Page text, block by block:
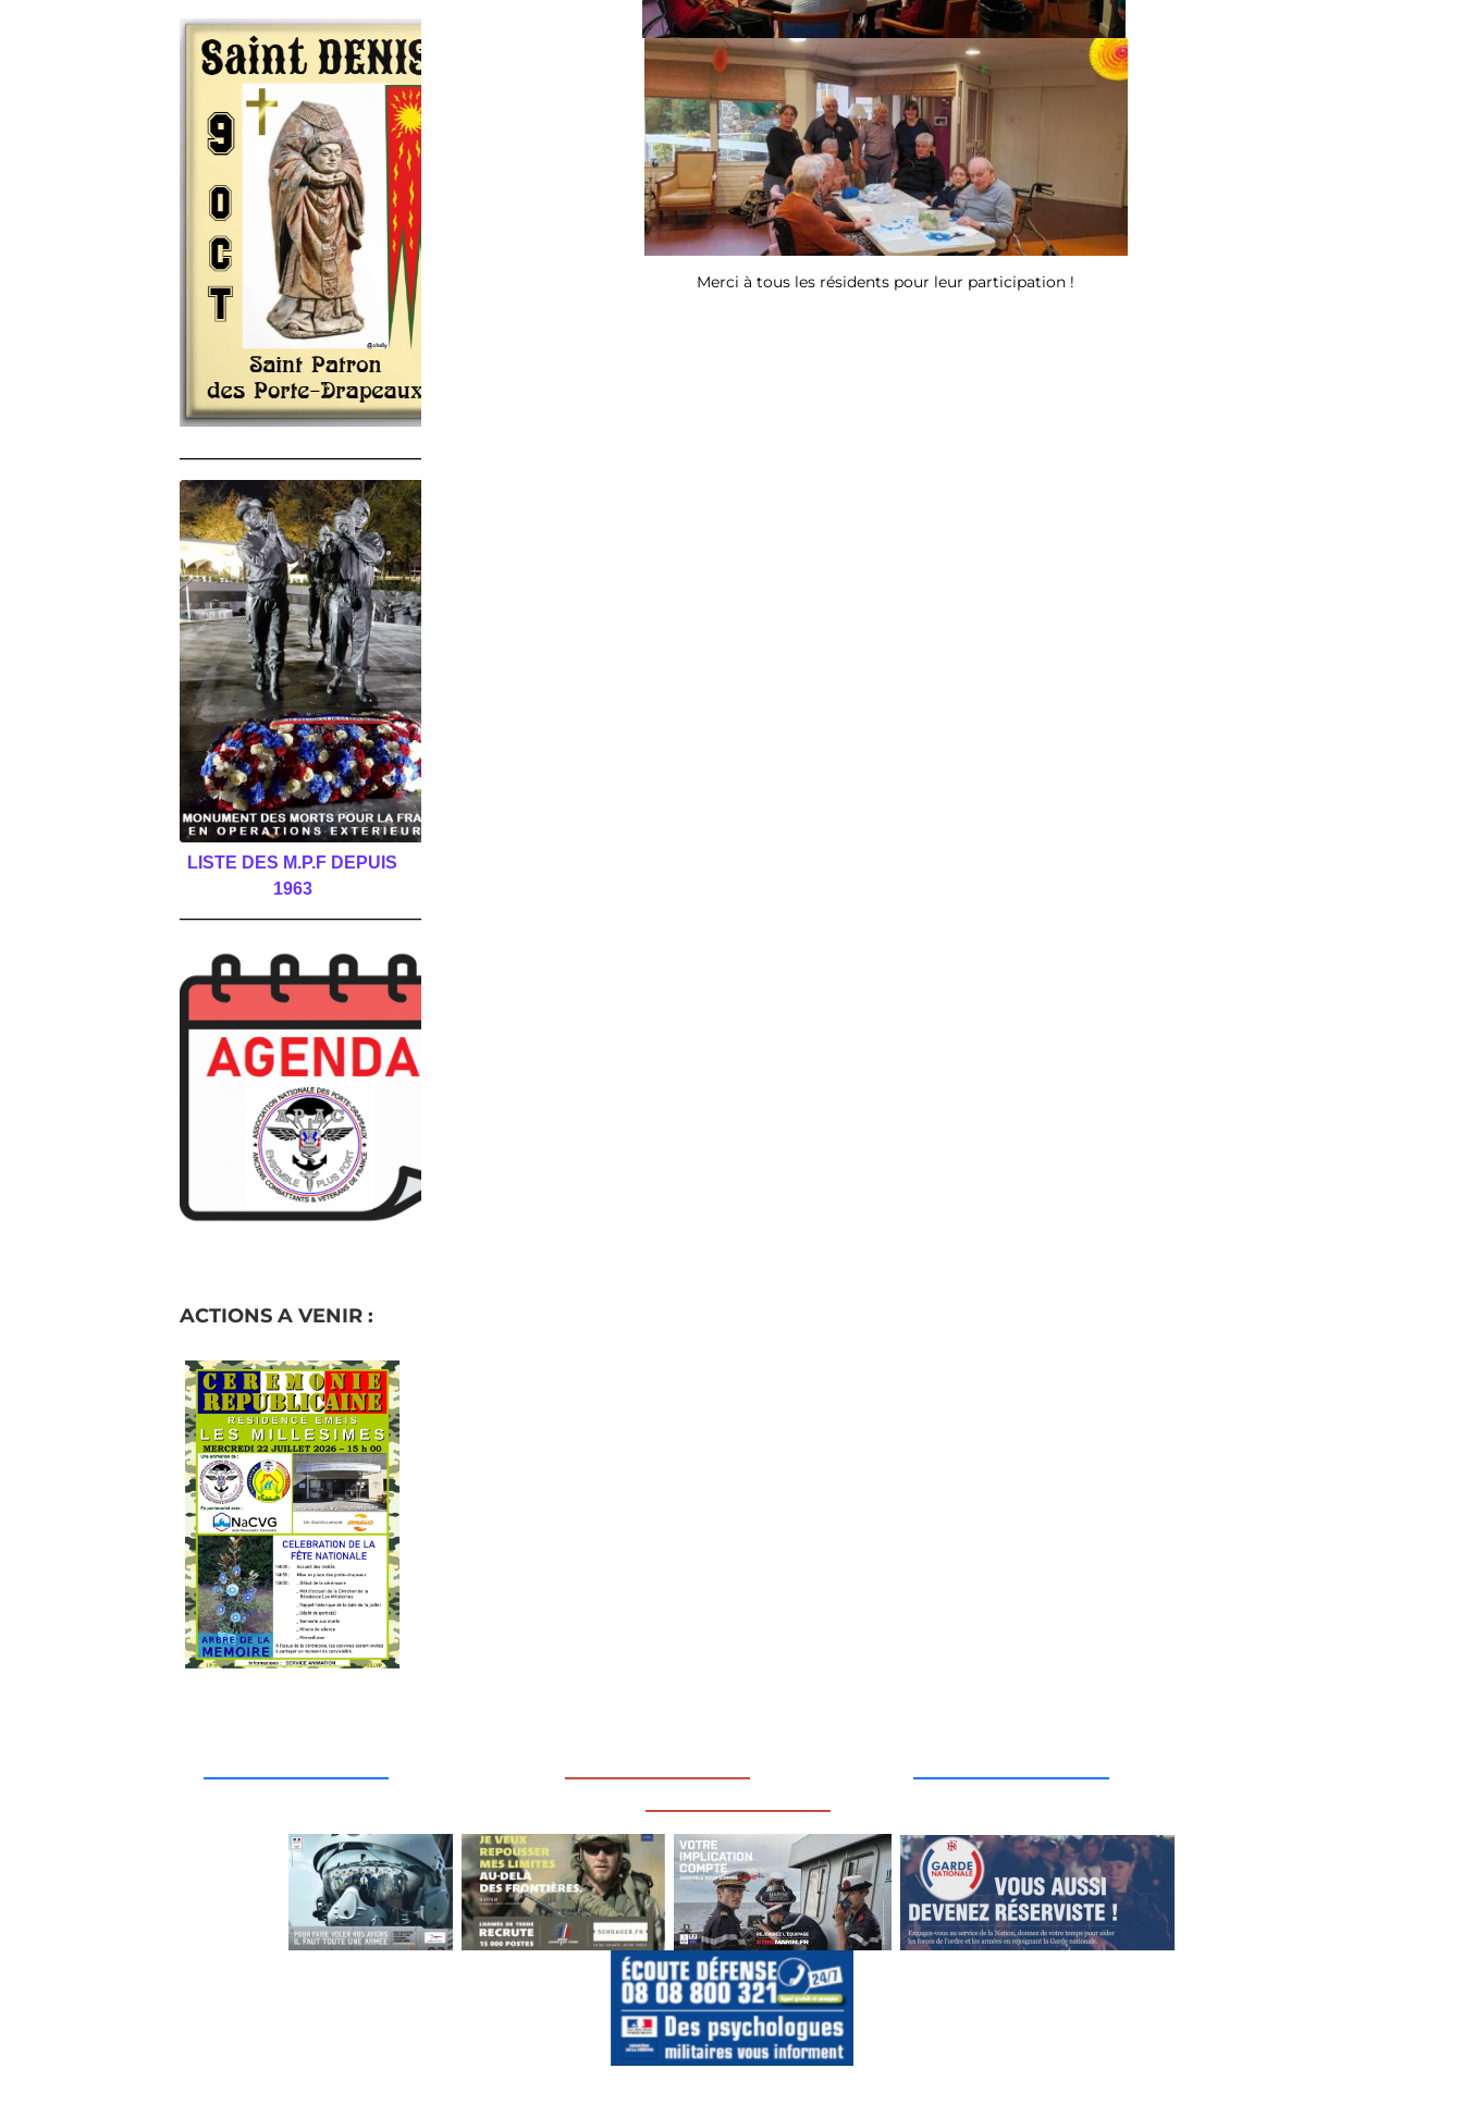
Merci à tous les résidents pour leur participation !
LISTE DES M.P.F DEPUIS
1963
ACTIONS A VENIR :